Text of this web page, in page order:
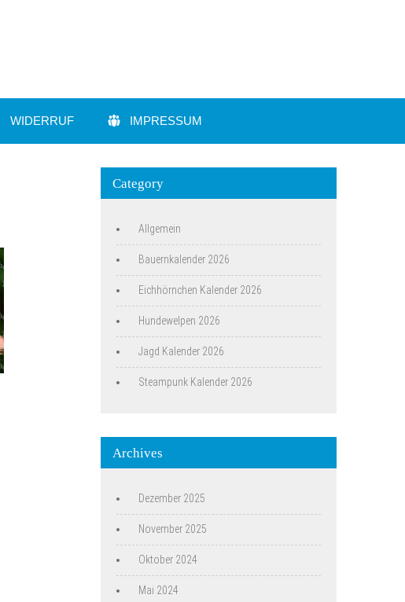
WIDERRUF IMPRESSUM
Category
Allgemein
Bauernkalender 2026
Eichhörnchen Kalender 2026
Hundewelpen 2026
Jagd Kalender 2026
Steampunk Kalender 2026
Archives
Dezember 2025
November 2025
Oktober 2024
Mai 2024